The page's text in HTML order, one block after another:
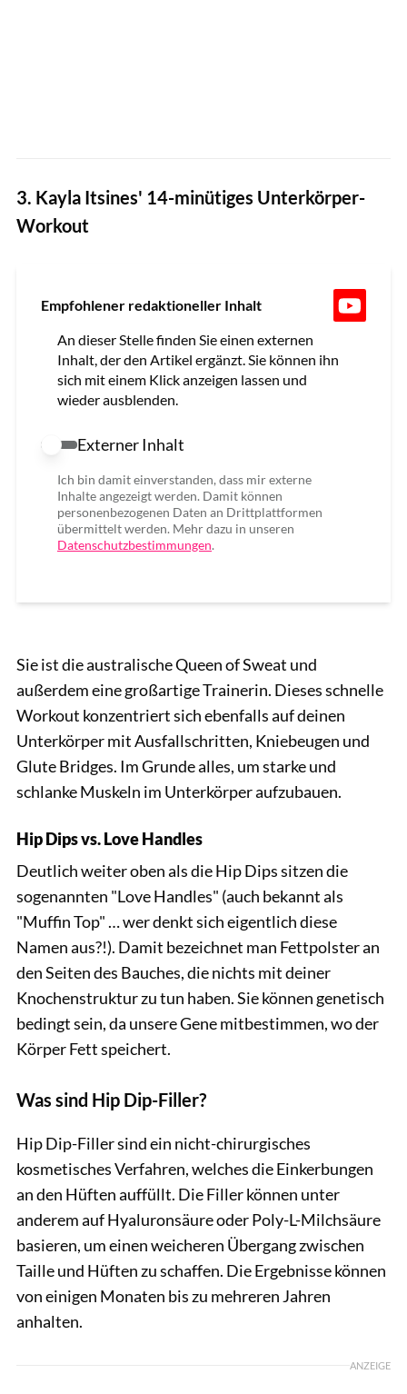
3. Kayla Itsines' 14-minütiges Unterkörper-
Workout
Empfohlener redaktioneller Inhalt
An dieser Stelle finden Sie einen externen
Inhalt, der den Artikel ergänzt. Sie können ihn
sich mit einem Klick anzeigen lassen und
wieder ausblenden.
Externer Inhalt erlauben
Externer Inhalt
Ich bin damit einverstanden, dass mir externe
Inhalte angezeigt werden. Damit können
personenbezogenen Daten an Drittplattformen
übermittelt werden. Mehr dazu in unseren
Datenschutzbestimmungen.
Sie ist die australische Queen of Sweat und
außerdem eine großartige Trainerin. Dieses schnelle
Workout konzentriert sich ebenfalls auf deinen
Unterkörper mit Ausfallschritten, Kniebeugen und
Glute Bridges. Im Grunde alles, um starke und
schlanke Muskeln im Unterkörper aufzubauen.
Hip Dips vs. Love Handles
Deutlich weiter oben als die Hip Dips sitzen die
sogenannten "Love Handles" (auch bekannt als
"Muffin Top" … wer denkt sich eigentlich diese
Namen aus?!). Damit bezeichnet man Fettpolster an
den Seiten des Bauches, die nichts mit deiner
Knochenstruktur zu tun haben. Sie können genetisch
bedingt sein, da unsere Gene mitbestimmen, wo der
Körper Fett speichert.
Was sind Hip Dip-Filler?
Hip Dip-Filler sind ein nicht-chirurgisches
kosmetisches Verfahren, welches die Einkerbungen
an den Hüften auffüllt. Die Filler können unter
anderem auf Hyaluronsäure oder Poly-L-Milchsäure
basieren, um einen weicheren Übergang zwischen
Taille und Hüften zu schaffen. Die Ergebnisse können
von einigen Monaten bis zu mehreren Jahren
anhalten.
ANZEIGE